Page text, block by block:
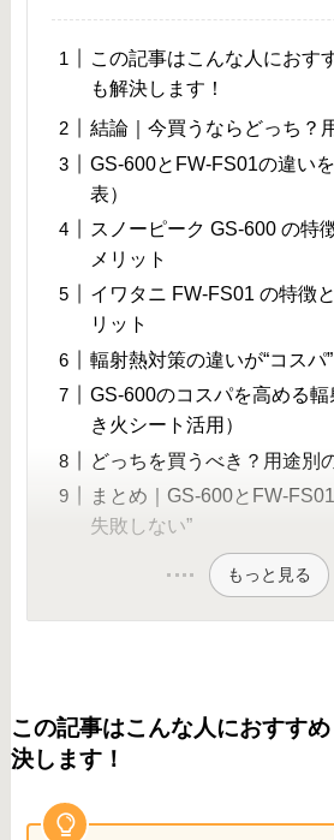
この記事はこんな人におす
も解決します！
結論｜今買うならどっち？
GS-600とFW-FS01の違い
表）
スノーピーク GS-600 の特
メリット
イワタニ FW-FS01 の特徴
リット
輻射熱対策の違いが“コスパ
GS-600のコスパを高める
き火シート活用）
どっちを買うべき？用途別
まとめ｜GS-600とFW-
失敗しない”
もっと見る
この記事はこんな人におすす
決します！